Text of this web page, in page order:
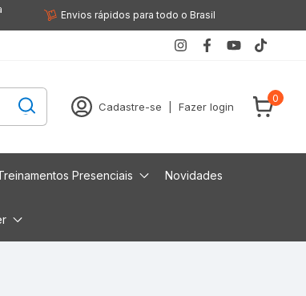
Envios rápidos para todo o Brasil
Cadastre-se Fazer login
0
Presenciais Novidades